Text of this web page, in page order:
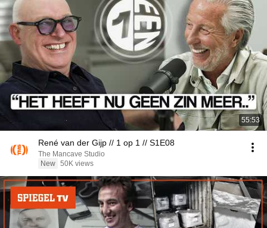
55:53
René van der Gijp // 1 op 1 // S1E08
The Mancave Studio
New 50K views